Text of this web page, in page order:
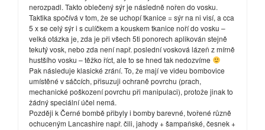
nerozpadl. Takto oblečený sýr je následně nořen do vosku.
Taktika spočívá v tom, že se uchopí tkanice = sýr na ni visí, a cca
5 x se celý sýr i s culíčkem a kouskem tkanice noří do vosku –
velká otázka je, zda je při všech 5ti ponorech aplikován stejně
tekutý vosk, nebo zda není např. poslední vosková lázeň z mírně
hustšího vosku – těžko říct, ale to se hned tak nedozvíme
Pak následuje klasické zrání. To, že mají ve videu bombovice
umístěné v sáčcích, přisuzuji ochraně povrchu (prach,
mechanické poškození povrchu při manipulaci), protože jinak to
žádný speciální účel nemá.
Později k Černé bombě přibyly i bomby barevné, tvořené různě
ochuceným Lancashire např. čili, jahody + šampaňské, česnek +